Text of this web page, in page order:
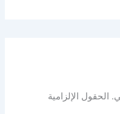
الحقول الإلزامية